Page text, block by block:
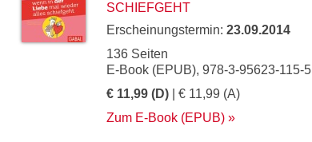
SCHIEFGEHT
Erscheinungstermin: 23.09.2014
136 Seiten
E-Book (EPUB), 978-3-95623-115-5
€ 11,99 (D) | € 11,99 (A)
Zum E-Book (EPUB)